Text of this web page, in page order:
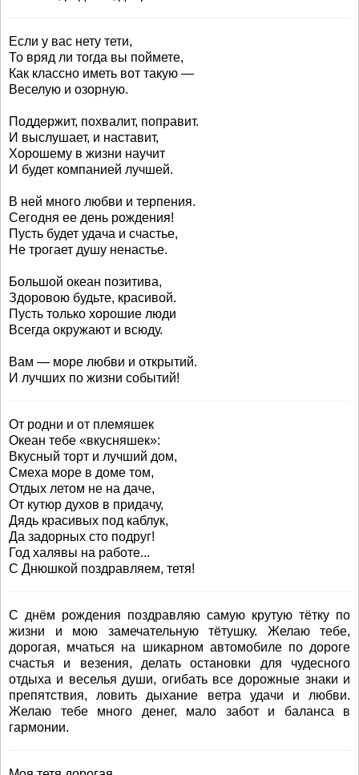
Если у вас нету тети,
То вряд ли тогда вы поймете,
Как классно иметь вот такую —
Веселую и озорную.
Поддержит, похвалит, поправит.
И выслушает, и наставит,
Хорошему в жизни научит
И будет компанией лучшей.
В ней много любви и терпения.
Сегодня ее день рождения!
Пусть будет удача и счастье,
Не трогает душу ненастье.
Большой океан позитива,
Здоровою будьте, красивой.
Пусть только хорошие люди
Всегда окружают и всюду.
Вам — море любви и открытий.
И лучших по жизни событий!
От родни и от племяшек
Океан тебе «вкусняшек»:
Вкусный торт и лучший дом,
Смеха море в доме том,
Отдых летом не на даче,
От кутюр духов в придачу,
Дядь красивых под каблук,
Да задорных сто подруг!
Год халявы на работе...
С Днюшкой поздравляем, тетя!
С днём рождения поздравляю самую крутую тётку по
жизни и мою замечательную тётушку. Желаю тебе,
дорогая, мчаться на шикарном автомобиле по дороге
счастья и везения, делать остановки для чудесного
отдыха и веселья души, огибать все дорожные знаки и
препятствия, ловить дыхание ветра удачи и любви.
Желаю тебе много денег, мало забот и баланса в
гармонии.